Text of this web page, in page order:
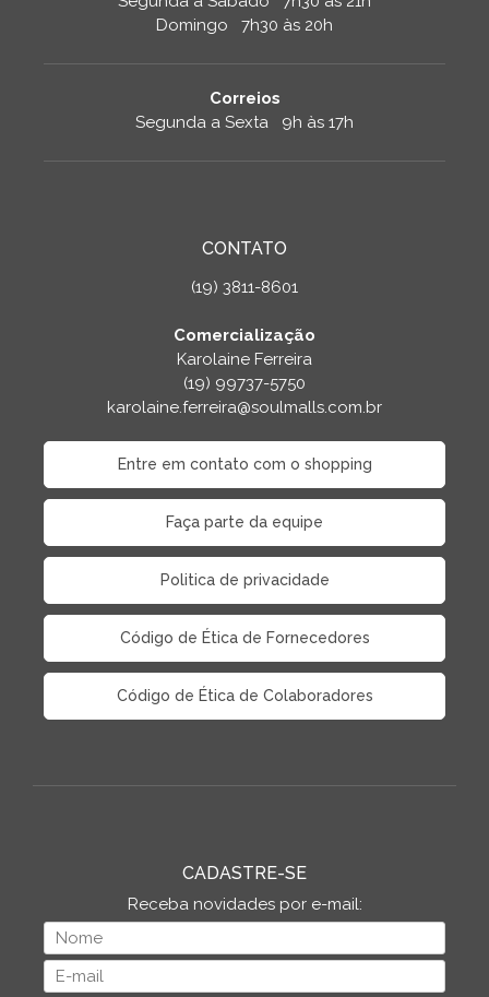
Domingo 7h30 às 20h
Correios
Segunda a Sexta 9h às 17h
CONTATO
(19) 3811-8601
Comercialização
Karolaine Ferreira
(19) 99737-5750
karolaine.ferreira@soulmalls.com.br
Entre em contato com o shopping
Faça parte da equipe
Politica de privacidade
Código de Ética de Fornecedores
Código de Ética de Colaboradores
CADASTRE-SE
Receba novidades por e-mail: